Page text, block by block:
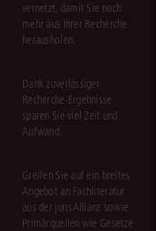
vernetzt, damit Sie noch
mehr aus Ihrer Recherche
herausholen.
Dank zuverlässiger
Recherche-Ergebnisse
sparen Sie viel Zeit und
Aufwand.
Greifen Sie auf ein breites
Angebot an Fachliteratur
aus der jurisAllianz sowie
Primärquellen wie Gesetze